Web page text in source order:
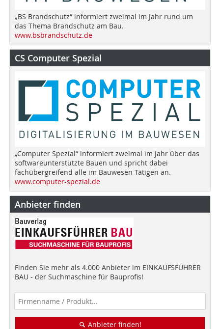
„BS Brandschutz“ informiert zweimal im Jahr rund um
das Thema Brandschutz am Bau.
www.bsbrandschutz.de
CS Computer Spezial
„Computer Spezial“ informiert zweimal im Jahr über das
softwareunterstützte Bauen und spricht dabei
fachübergreifend alle im Bauwesen Tätigen an.
www.computer-spezial.de
Anbieter finden
Finden Sie mehr als 4.000 Anbieter im EINKAUFSFÜHRER
BAU - der Suchmaschine für Bauprofis!
Anbieter finden!